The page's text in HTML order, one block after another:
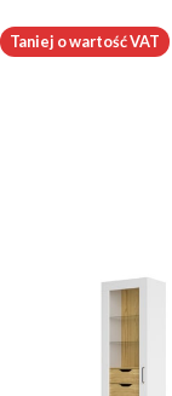
Taniej o wartość VAT